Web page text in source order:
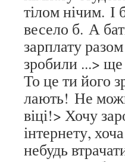
тілом нічим. І
весело б. А
зарплату
зробили ...> ще
То це ти його
лають! Не
віці!> Хочу
інтернету,
небудь